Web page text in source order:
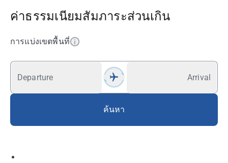
ค่าธรรมเนียมสัมภาระส่วนเกิน
การแบ่งเขตพื้นที่
Departure Arrival
ค้นหา